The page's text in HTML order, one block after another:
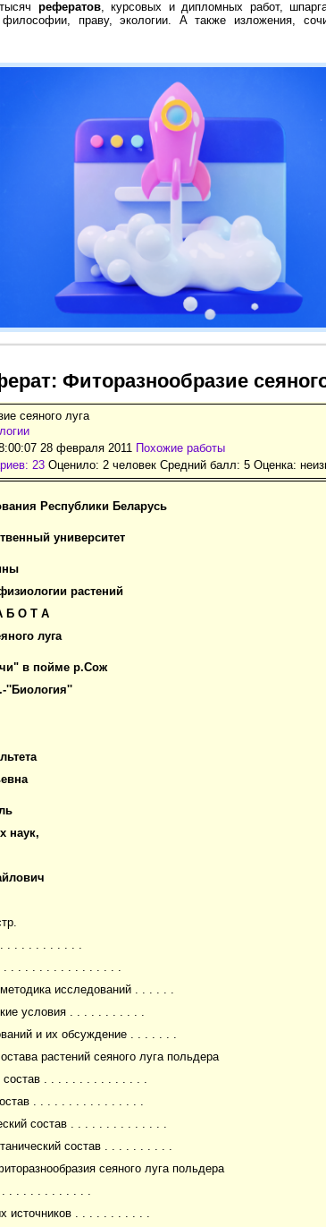
рефератов, курсовых и дипломных работ,
праву, экологии. А также изложения,
Фиторазнообразие
сеяного луга
28 февраля 2011 Похожие работы
23 Оценило: 2 человек Средний балл: 5 Оценка:
Республики Беларусь
университет
растений
Б О Т А
луга
в пойме р.Сож
''Биология''
наук,
. . . . . . . . . . .
. . . . . . . . . . . . . . . . .
исследований . . . . . .
условия . . . . . . . . . . .
и их обсуждение . . . . . . .
растений сеяного луга польдера
состав . . . . . . . . . . . . . . .
. . . . . . . . . . . . . . . .
состав . . . . . . . . . . . . . .
состав . . . . . . . . . .
сеяного луга польдера
. . . . . . . . . . . .
источников . . . . . . . . . . .